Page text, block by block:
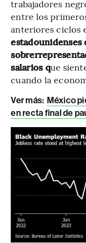
trabajadores
entre los
anteriores ciclos
estadounidenses
salarios que
cuando la
Ver más: México
en recta final de